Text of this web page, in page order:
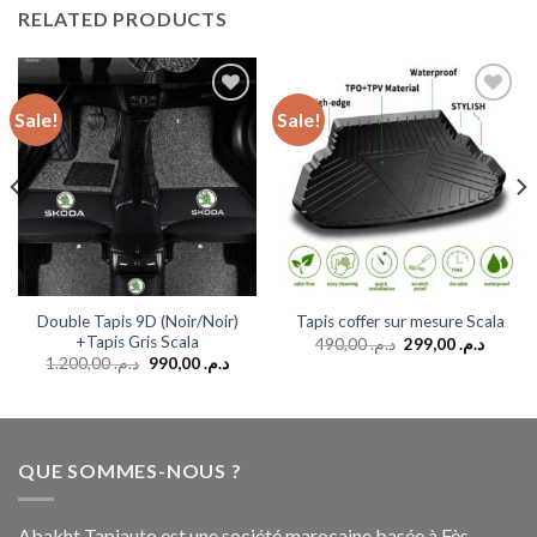
RELATED PRODUCTS
Sale!
Add to
wishlist
Double Tapis 9D (Noir/Noir)
+Tapis Gris Scala
د.م.1.200,00 د.م.990,00
Sale!
Add to
wishlist
Tapis coffer sur mesure Scala
د.م.490,00 د.م.299,00
QUE SOMMES-NOUS ?